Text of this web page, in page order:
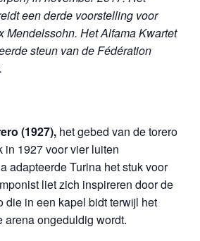
een derde voorstelling voor
Mendelssohn. Het Alfama Kwartet
steun van de Fédération
(1927), het gebed van de torero
in 1927 voor vier luiten
adapteerde Turina het stuk voor
liet zich inspireren door de
die in een kapel bidt terwijl het
arena ongeduldig wordt.